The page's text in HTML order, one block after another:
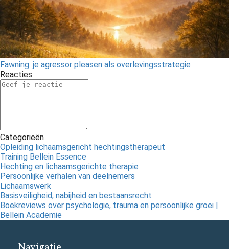
Fawning: je agressor pleasen als overlevingsstrategie
Reacties
Categorieën
Opleiding lichaamsgericht hechtingstherapeut
Training Bellein Essence
Hechting en lichaamsgerichte therapie
Persoonlijke verhalen van deelnemers
Lichaamswerk
Basisveiligheid, nabijheid en bestaansrecht
Boekreviews over psychologie, trauma en persoonlijke groei |
Bellein Academie